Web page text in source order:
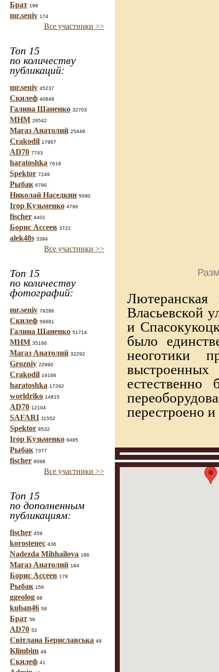
Брат 198
mr.seniv 174
Все участники >>
Топ 15
по количеству
публикаций:
mr.seniv 45237
Скилеф 40848
Галина Шаненко 32703
МНМ 26542
Магаз Анатолий 25449
Crakodil 17967
AD70 7743
haratoshka 7618
Spektor 7249
Рыбак 6790
Николай Наседкин 5090
Ігор Кузьменко 4796
fischer 4401
Борис Ассеев 3722
alek48s 3394
Все участники >>
Топ 15
по количеству
фотографий:
mr.seniv 78286
Скилеф 56681
Галина Шаненко 51714
МНМ 35166
Магаз Анатолий 32292
Grozniy 22990
Crakodil 19166
haratoshka 17292
worldriko 14815
AD70 12104
SAFARI 11552
Spektor 8532
Ігор Кузьменко 8485
Рыбак 7377
fischer 6098
Все участники >>
Топ 15
по дополненным
публикациям:
fischer 459
korostenec 436
Nadezda Mihhailova 186
Магаз Анатолий 184
Борис Ассеев 178
Рыбак 156
ggeolog 88
kuban46 59
Брат 56
AD70 52
Світлана Бериславська 49
Klimbim 48
Скилеф 41
Власьевской
и
было
неоготики
перестроено и